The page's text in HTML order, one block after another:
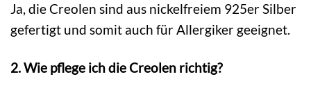
Ja, die Creolen sind aus nickelfreiem 925er Silber
gefertigt und somit auch für Allergiker geeignet.
2. Wie pflege ich die Creolen richtig?